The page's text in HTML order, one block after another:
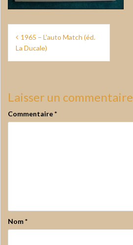
Navigation
de
l’article
1965 – L’auto Match (éd.
La Ducale)
Laisser un commentaire
Commentaire*
Nom*